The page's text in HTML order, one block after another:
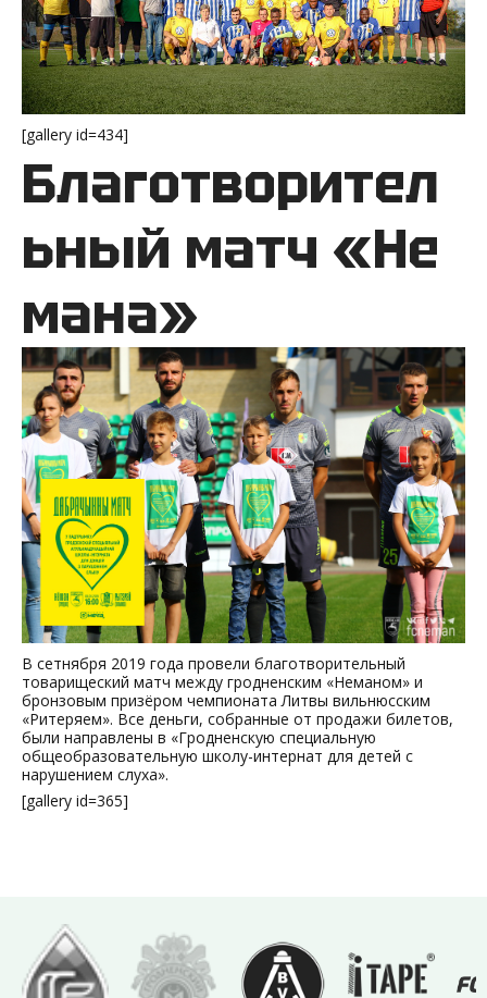
[gallery id=434]
Благотворител
ьный матч «Не
мана»
В сетнября 2019 года провели благотворительный
товарищеский матч между гродненским «Неманом» и
бронзовым призёром чемпионата Литвы вильнюсским
«Ритеряем». Все деньги, собранные от продажи билетов,
были направлены в «Гродненскую специальную
общеобразовательную школу-интернат для детей с
нарушением слуха».
[gallery id=365]